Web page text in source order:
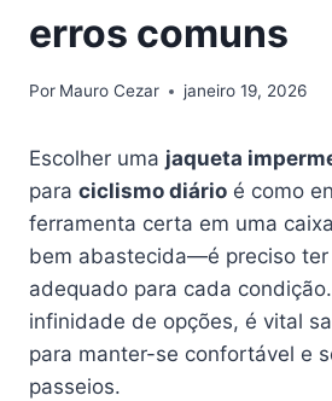
erros comuns
Por Mauro Cezar janeiro 19, 2026
Escolher uma jaqueta
para ciclismo diário é como
ferramenta certa em uma
bem abastecida—é preciso ter
adequado para cada
infinidade de opções, é vital
para manter-se confortável e
passeios.